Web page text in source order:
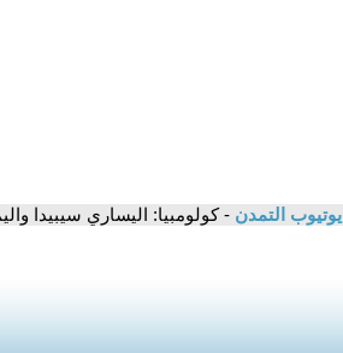
يوتيوب التمدن - كولومبيا: اليساري سيبيدا